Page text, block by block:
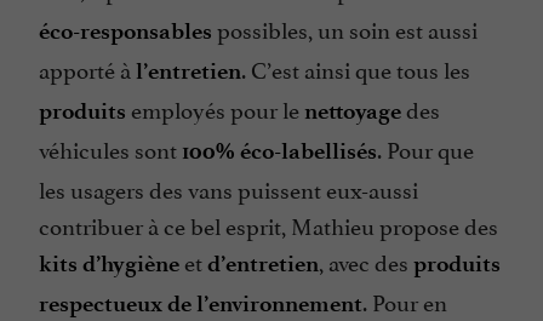
éco-responsables possibles, un soin est aussi
apporté à l’entretien. C’est ainsi que tous les
produits employés pour le nettoyagedes
véhicules sont 100% éco-labellisés. Pour que
les usagers des vans puissent eux-aussi
contribuer à ce bel esprit, Mathieu propose des
kits d’hygiène etd’entretien, avec des produits
respectueux de l’environnement. Pour en